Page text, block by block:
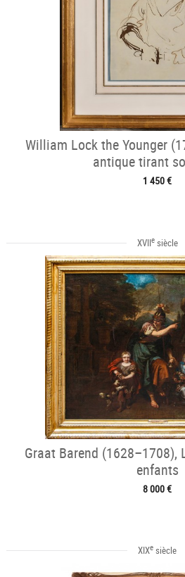
William Lock the Younger
antique tirant
1 450 €
XVIIesiècle
Graat Barend (1628–1708),
enfants
8 000 €
XIXe siècle